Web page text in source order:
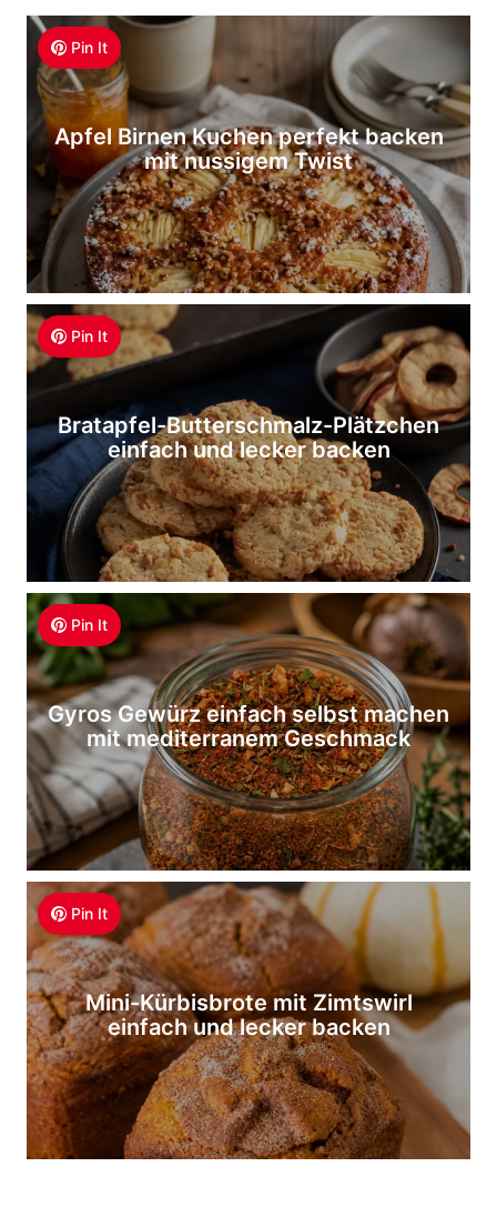
Pin It
Apfel Birnen Kuchen perfekt backen
mit nussigem Twist
Pin It
Bratapfel-Butterschmalz-Plätzchen
einfach und lecker backen
Pin It
Gyros Gewürz einfach selbst machen
mit mediterranem Geschmack
Pin It
Mini-Kürbisbrote mit Zimtswirl
einfach und lecker backen